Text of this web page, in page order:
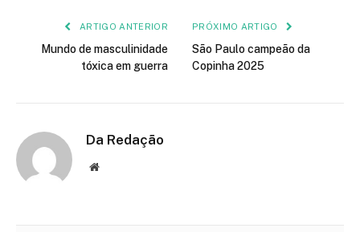
ARTIGO ANTERIOR
Mundo de masculinidade
tóxica em guerra
PRÓXIMO ARTIGO
São Paulo campeão da
Copinha 2025
Da Redação
Site